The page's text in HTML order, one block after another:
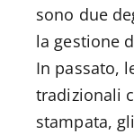
sono due
la gestione
In passato,
tradizionali
stampata,